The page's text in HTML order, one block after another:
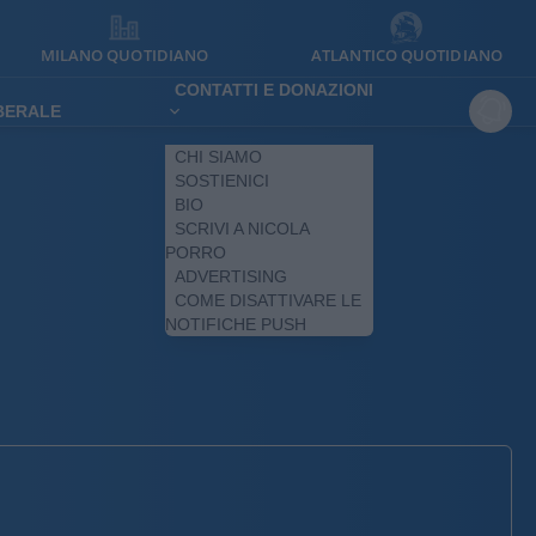
MILANO QUOTIDIANO ATLANTICO QUOTIDIANO
CONTATTI E DONAZIONI
CHI SIAMO
SOSTIENICI
BIO
SCRIVI A NICOLA
PORRO
ADVERTISING
COME DISATTIVARE LE
NOTIFICHE PUSH